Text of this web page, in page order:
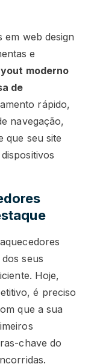
em web design
e
moderno
de
rápido,
navegação,
que seu site
seus
Hoje,
é preciso
que a sua
chave do